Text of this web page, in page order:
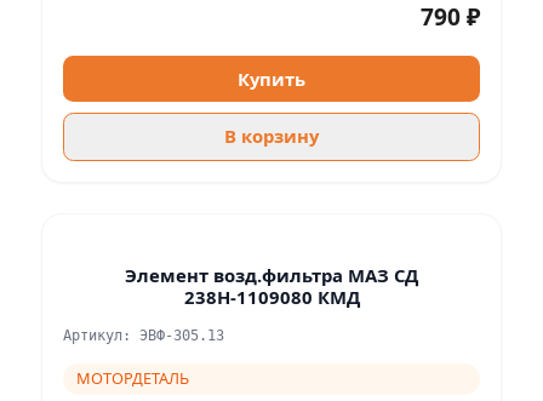
790 ₽
Купить
В корзину
Элемент возд.фильтра МАЗ СД
238Н-1109080 КМД
Артикул: ЭВФ-305.13
МОТОРДЕТАЛЬ